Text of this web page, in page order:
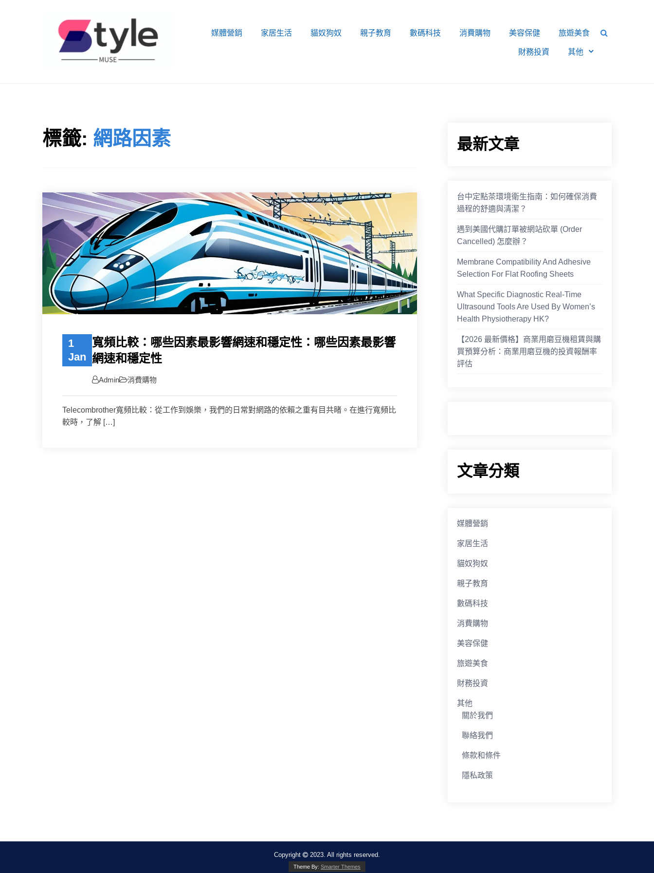
媒體營銷 家居生活 貓奴狗奴 親子教育 數碼科技 消費購物 美容保健 旅遊美食
財務投資 其他
標籤: 網路因素
1
Jan
寬頻比較：哪些因素最影響網速和穩定性：哪些因素最影響
網速和穩定性
Admin 消費購物
Telecombrother寬頻比較：從工作到娛樂，我們的日常對網路的依賴之重有目共睹。在進行寬頻比
較時，了解 […]
最新文章
台中定點茶環境衛生指南：如何確保消費
過程的舒適與清潔？
遇到美國代購訂單被網站砍單 (Order
Cancelled) 怎麼辦？
Membrane Compatibility And Adhesive
Selection For Flat Roofing Sheets
What Specific Diagnostic Real-Time
Ultrasound Tools Are Used By Women’s
Health Physiotherapy HK?
【2026 最新價格】商業用磨豆機租賃與購
買預算分析：商業用磨豆機的投資報酬率
評估
文章分類
媒體營銷
家居生活
貓奴狗奴
親子教育
數碼科技
消費購物
美容保健
旅遊美食
財務投資
其他
關於我們
聯絡我們
條款和條件
隱私政策
Copyright 2023. All rights reserved.
Theme By: Smarter Themes